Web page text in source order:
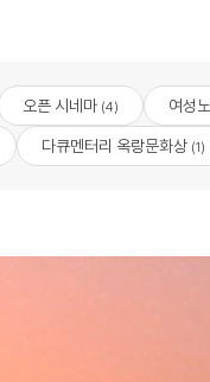
오픈 시네마 (4) 여성
다큐멘터리 옥랑문화상(1)